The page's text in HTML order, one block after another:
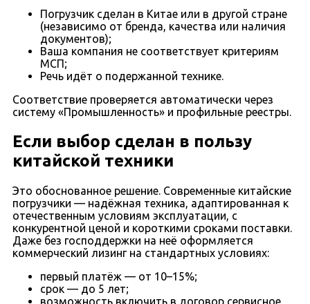
Погрузчик сделан в Китае или в другой стране
(независимо от бренда, качества или наличия
документов);
Ваша компания не соответствует критериям
МСП;
Речь идёт о подержанной технике.
Соответствие проверяется автоматически через
систему «Промышленность» и профильные реестры.
Если выбор сделан в пользу
китайской техники
Это обоснованное решение. Современные китайские
погрузчики — надёжная техника, адаптированная к
отечественным условиям эксплуатации, с
конкурентной ценой и короткими сроками поставки.
Даже без господдержки на неё оформляется
коммерческий лизинг на стандартных условиях:
первый платёж — от 10–15%;
срок — до 5 лет;
возможность включить в договор сервисное